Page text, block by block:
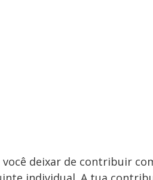
você deixar de contribuir